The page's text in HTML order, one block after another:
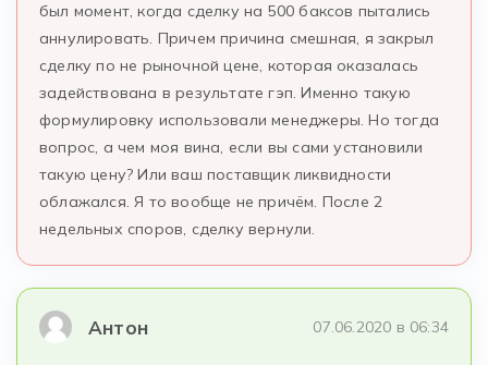
был момент, когда сделку на 500 баксов пытались
аннулировать. Причем причина смешная, я закрыл
сделку по не рыночной цене, которая оказалась
задействована в результате гэп. Именно такую
формулировку использовали менеджеры. Но тогда
вопрос, а чем моя вина, если вы сами установили
такую цену? Или ваш поставщик ликвидности
облажался. Я то вообще не причём. После 2
недельных споров, сделку вернули.
Антон 07.06.2020 в 06:34